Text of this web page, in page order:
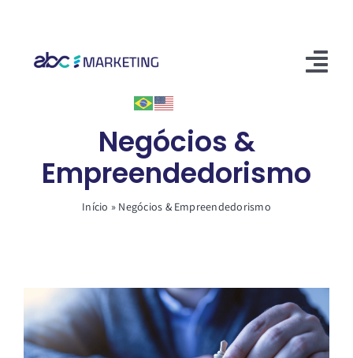
content
Soluções
Conteúdos
Negócios &
Empreendedorismo
Início » Negócios & Empreendedorismo